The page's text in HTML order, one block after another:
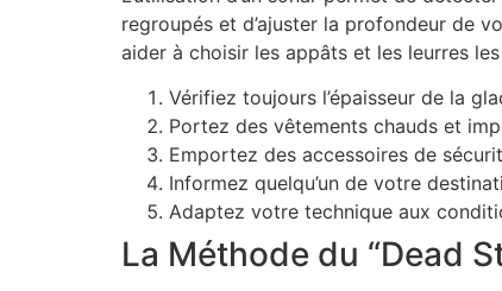
regroupés et d’ajuster la profondeur de
aider à choisir les appâts et les leurres
Vérifiez toujours l’épaisseur de la
Portez des vêtements chauds et
Emportez des accessoires de
Informez quelqu’un de votre
Adaptez votre technique aux
La Méthode du “Dead